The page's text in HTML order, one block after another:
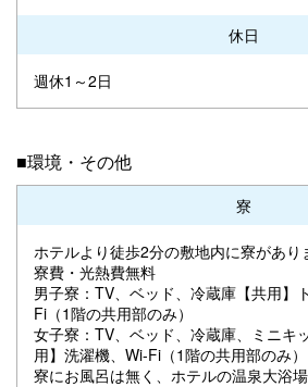
休日
週休1～2日
■環境・その他
寮
ホテルより徒歩2分の敷地内に寮があり
寮費・光熱費無料
男子寮：TV、ベッド、冷蔵庫【共用】
Fi（1階の共用部のみ）
女子寮：TV、ベッド、冷蔵庫、ミニキ
用】洗濯機、Wi-Fi（1階の共用部のみ）
寮にお風呂は無く、ホテルの温泉大浴場